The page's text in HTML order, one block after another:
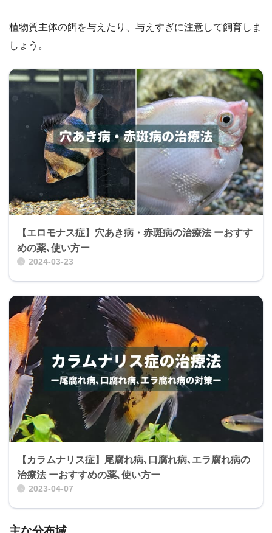
植物質主体の餌を与えたり、与えすぎに注意して飼育しま
しょう。
【エロモナス症】穴あき病・赤斑病の治療法 ーおすす
めの薬､使い方ー
2024-03-23
【カラムナリス症】尾腐れ病､口腐れ病､エラ腐れ病の
治療法 ーおすすめの薬､使い方ー
2023-04-07